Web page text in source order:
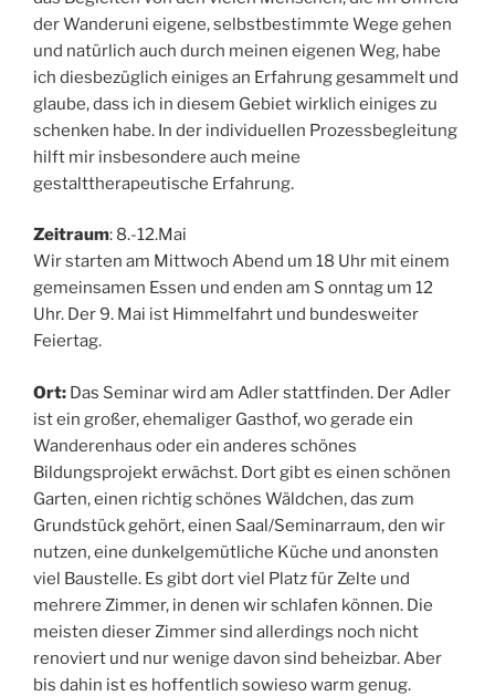
der Wanderuni eigene, selbstbestimmte Wege gehen
und natürlich auch durch meinen eigenen Weg, habe
ich diesbezüglich einiges an Erfahrung gesammelt und
glaube, dass ich in diesem Gebiet wirklich einiges zu
schenken habe. In der individuellen Prozessbegleitung
hilft mir insbesondere auch meine
gestalttherapeutische Erfahrung.
Zeitraum: 8.-12.Mai
Wir starten am Mittwoch Abend um 18 Uhr mit einem
gemeinsamen Essen und enden am S onntag um 12
Uhr. Der 9. Mai ist Himmelfahrt und bundesweiter
Feiertag.
Ort: Das Seminar wird am Adler stattfinden. Der Adler
ist ein großer, ehemaliger Gasthof, wo gerade ein
Wanderenhaus oder ein anderes schönes
Bildungsprojekt erwächst. Dort gibt es einen schönen
Garten, einen richtig schönes Wäldchen, das zum
Grundstück gehört, einen Saal/Seminarraum, den wir
nutzen, eine dunkelgemütliche Küche und anonsten
viel Baustelle. Es gibt dort viel Platz für Zelte und
mehrere Zimmer, in denen wir schlafen können. Die
meisten dieser Zimmer sind allerdings noch nicht
renoviert und nur wenige davon sind beheizbar. Aber
bis dahin ist es hoffentlich sowieso warm genug.